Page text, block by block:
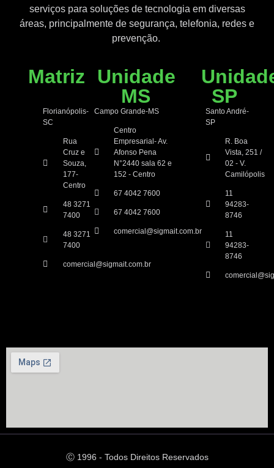
serviços para soluções de tecnologia em diversas
áreas, principalmente de segurança, telefonia, redes e
prevenção.
Matriz
Unidade
MS
SP
Florianópolis-
SC
Rua
Cruz e
Souza,
177-
Centro
48 3271
7400
48 3271
7400
comercial@sigmait.com.br
Campo Grande-MS
Centro
Empresarial- Av.
Afonso Pena
N°2440 sala 62 e
152 - Centro
67 4042 7600
67 4042 7600
comercial@sigmait.com.br
Santo André-
SP
R. Boa
Vista, 251 /
02 - V.
Camilópolis
11
94283-
8746
11
94283-
8746
Ⓒ 1996 - Todos Direitos Reservados